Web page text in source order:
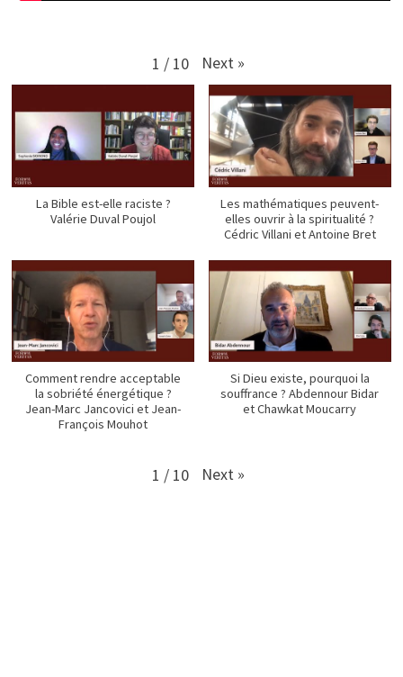
1 / 10 Next »
La Bible est-elle raciste ?
Valérie Duval Poujol
Les mathématiques peuvent-
elles ouvrir à la spiritualité ?
Cédric Villani et Antoine Bret
Comment rendre acceptable
la sobriété énergétique ?
Jean-Marc Jancovici et Jean-
François Mouhot
Si Dieu existe, pourquoi la
souffrance ? Abdennour Bidar
et Chawkat Moucarry
1 / 10 Next »